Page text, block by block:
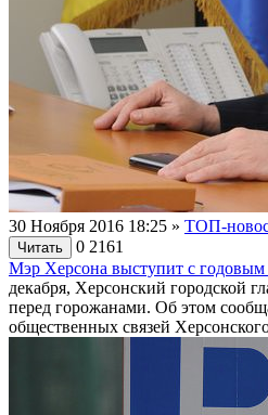
30 Ноября 2016 18:25 » ТОП-
Читать 0 2161
Мэр Херсона выступит с годовым
декабря, Херсонский городской
перед горожанами. Об этом
общественных связей